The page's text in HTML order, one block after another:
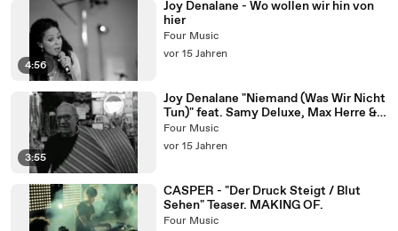
4:56
Joy Denalane - Wo wollen wir hin von
hier
Four Music
vor 15 Jahren
3:55
Joy Denalane "Niemand (Was Wir Nicht
Tun)" feat. Samy Deluxe, Max Herre &
Megaloh
Four Music
vor 15 Jahren
CASPER - "Der Druck Steigt / Blut
Sehen" Teaser. MAKING OF.
Four Music